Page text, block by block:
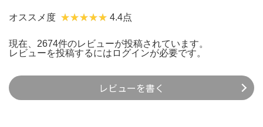
オススメ度 4.4点
現在、2674件のレビューが投稿されています。
レビューを投稿するには ログインが必要です。
レビューを書く